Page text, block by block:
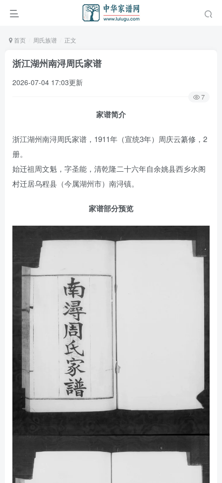
首页 周氏族谱 正文
浙江湖州南浔周氏家谱
2026-07-04 17:03更新
7
家谱简介
浙江湖州南浔周氏家谱，1911年（宣统3年）周庆云纂修，2
册。
始迁祖周文魁，字圣能，清乾隆二十六年自余姚县西乡水阁
村迁居乌程县（今属湖州市）南浔镇。
家谱部分预览